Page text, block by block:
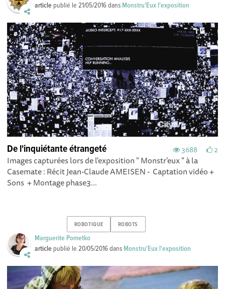
article publié le21/05/2016dans Monstru'Eux l'exposition
3688 2
De l'inquiétante étrangeté
Images capturées lors de l'exposition " Monstr'eux " à la
Casemate : Récit Jean-Claude AMEISEN - Captation vidéo +
Sons + Montage phase3...
ROBOTIQUE ROBOTS
Marguerite Pometko
article publié le20/05/2016dans Monstru'Eux l'exposition